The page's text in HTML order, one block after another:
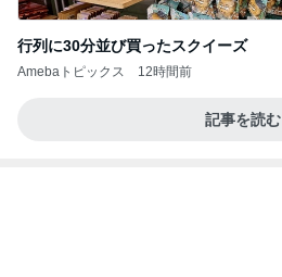
行列に30分並び買ったスクイーズ
Amebaトピックス 12時間前
記事を読む